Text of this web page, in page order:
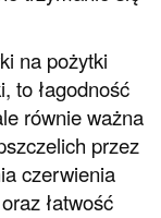
na pożytki
to łagodność
równie ważna
przez
czerwienia
łatwość